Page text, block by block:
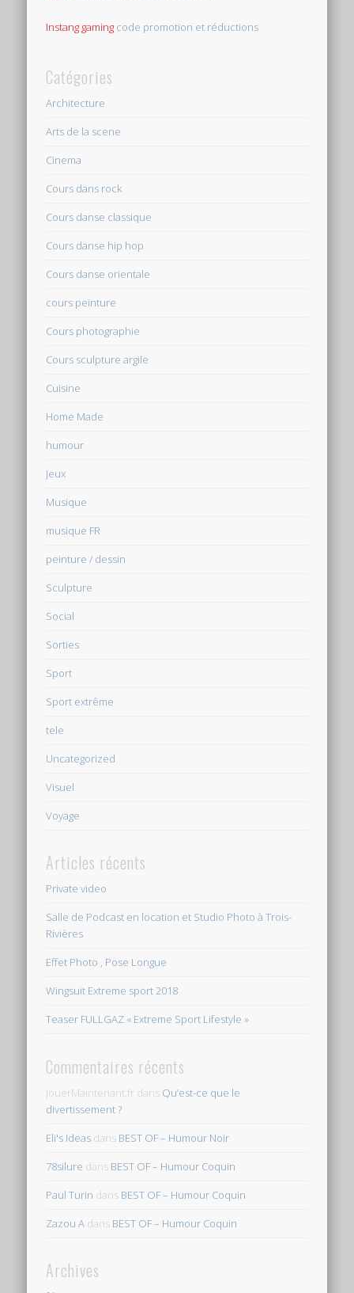
Instang gaming code promotion et réductions
Catégories
Architecture
Arts de la scene
Cinema
Cours dans rock
Cours danse classique
Cours danse hip hop
Cours danse orientale
cours peinture
Cours photographie
Cours sculpture argile
Cuisine
Home Made
humour
Jeux
Musique
musique FR
peinture / dessin
Sculpture
Social
Sorties
Sport
Sport extrême
tele
Uncategorized
Visuel
Voyage
Articles récents
Private video
Salle de Podcast en location et Studio Photo à Trois-
Rivières
Effet Photo , Pose Longue
Wingsuit Extreme sport 2018
Teaser FULLGAZ « Extreme Sport Lifestyle »
Commentaires récents
JouerMaintenant.fr dans Qu’est-ce que le
divertissement ?
Eli's Ideas dans BEST OF – Humour Noir
78silure dans BEST OF – Humour Coquin
Paul Turin dans BEST OF – Humour Coquin
Zazou A dans BEST OF – Humour Coquin
Archives